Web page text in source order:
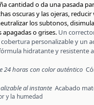
cantidad o da una pasada
oscuras y las ojeras,
los subtonos,
apagadas o grises. Un
personalizable y un
hidratante y resistente
24 horas con color auténtico
al instante Acabado
y la humedad